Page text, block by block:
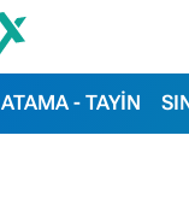
ATAMA - TAYİN